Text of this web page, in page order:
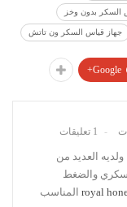
السكر بدون وخز
جهاز قياس السكر ون تاتش
Google+
1 تعليقات
العديد من
والضغط
royal المناسب